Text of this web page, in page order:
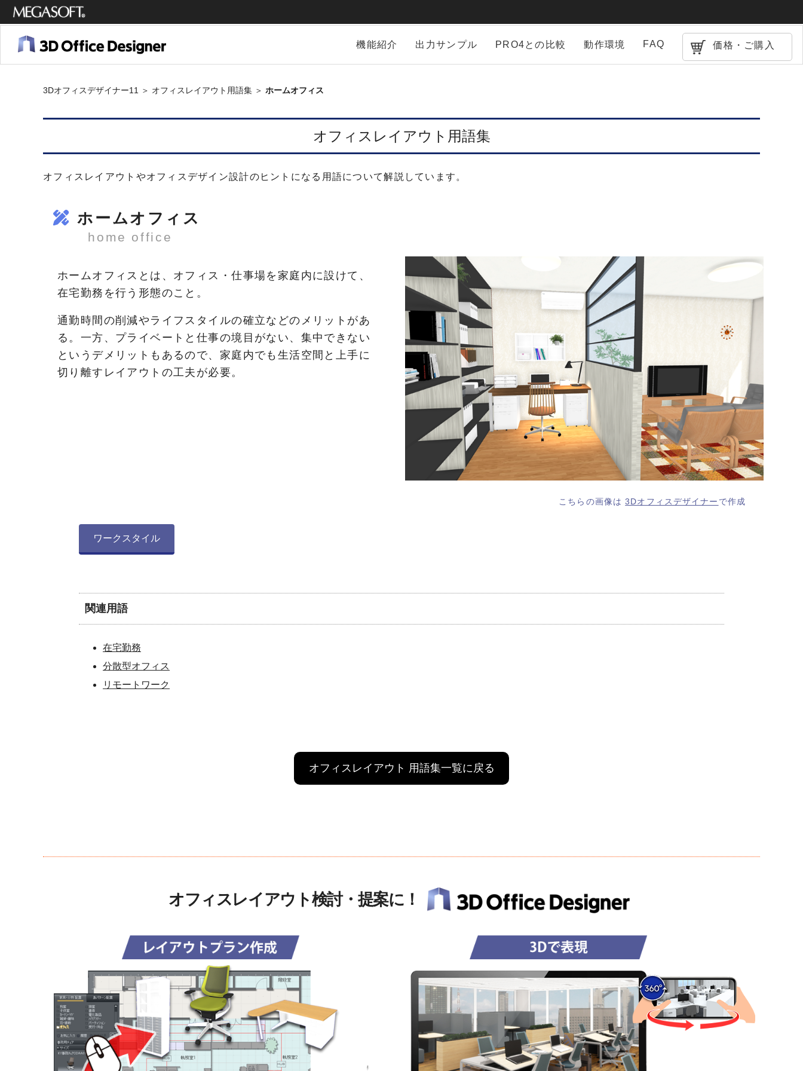
メガソ
フト株
式会社
機能紹介 出力サンプル PRO4との比較 動作環境 FAQ 価格・ご購入
3Dオフィスデザイナー11 ＞ オフィスレイアウト用語集 ＞ ホームオフィス
オフィスレイアウト用語集
オフィスレイアウトやオフィスデザイン設計のヒントになる用語について解説しています。
ホームオフィス
home office
ホームオフィスとは、オフィス・仕事場を家庭内に設けて、
在宅勤務を行う形態のこと。
通勤時間の削減やライフスタイルの確立などのメリットがあ
る。一方、プライベートと仕事の境目がない、集中できない
というデメリットもあるので、家庭内でも生活空間と上手に
切り離すレイアウトの工夫が必要。
こちらの画像は3Dオフィスデザイナー で作成
ワークスタイル
関連用語
在宅勤務
分散型オフィス
リモートワーク
オフィスレイアウト 用語集一覧に戻る
オフィスレイアウト検討・提案に！